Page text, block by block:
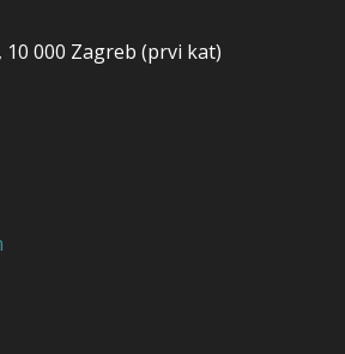
10 000 Zagreb (prvi kat)